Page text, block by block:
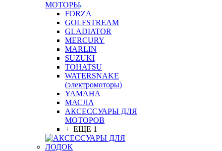
МОТОРЫ
FORZA
GOLFSTREAM
GLADIATOR
MERCURY
MARLIN
SUZUKI
TOHATSU
WATERSNAKE
(электромоторы)
YAMAHA
МАСЛА
АКСЕССУАРЫ ДЛЯ
МОТОРОВ
+ ЕЩЕ 1